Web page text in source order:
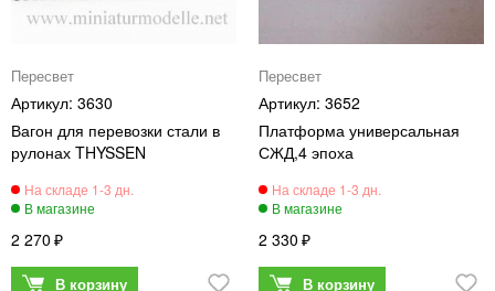
Пересвет
3630
Вагон для перевозки стали в
рулонах THYSSEN
2 270
Пересвет
3652
Платформа универсальная
СЖД,4 эпоха
2 330